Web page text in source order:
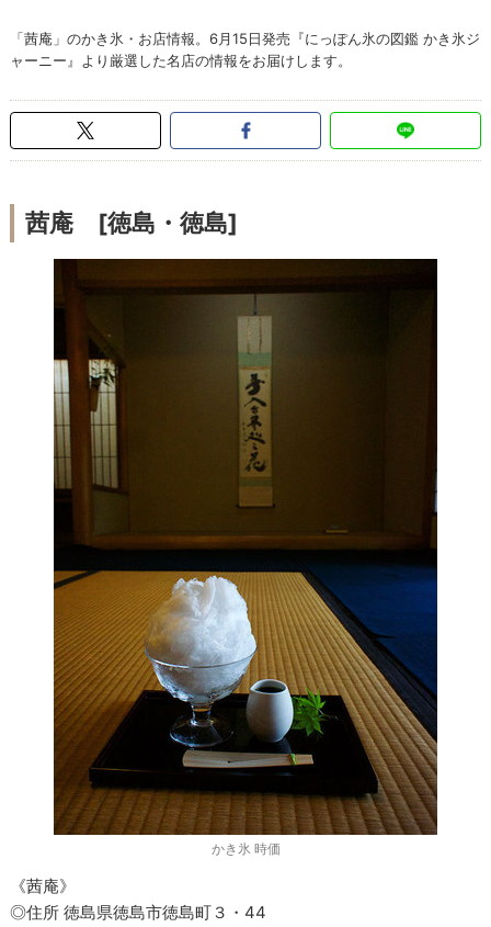
「茜庵」のかき氷・お店情報。6月15日発売『にっぽん氷の図鑑 かき氷ジ
ャーニー』より厳選した名店の情報をお届けします。
茜庵 [徳島・徳島]
かき氷 時価
《茜庵》
◎住所 徳島県徳島市徳島町３・44